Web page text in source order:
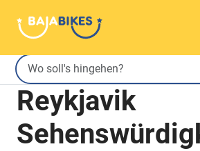
Reykjavik